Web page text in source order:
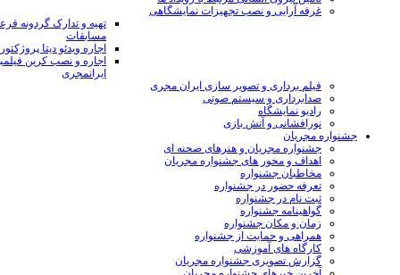
غرفه آرایی و نصب تجهیزات نمایشگاهی
تهیه و تدارک گردونه
مسابقات
اجاره ویدئو دیتا
اجاره و نصب کرین
ایرانمجری
فیلم برداری و تصویر سازی ایران مجری
صدابرداری و سیستم صوتی
رادیو نمایشگاه
نورافشانی و آتش بازی
جشنواره مجریان
جشنواره مجریان و هنرهای صحنه ای
اهداف و محور های جشنواره مجریان
مخاطبان جشنواره
تعرفه حضور در جشنواره
ثبت نام در جشنواره
گواهینامه جشنواره
زمان و مکان جشنواره
همراهی و حمایت از جشنواره
کارگاه های آموزشی
گزارش تصویری جشنواره مجریان